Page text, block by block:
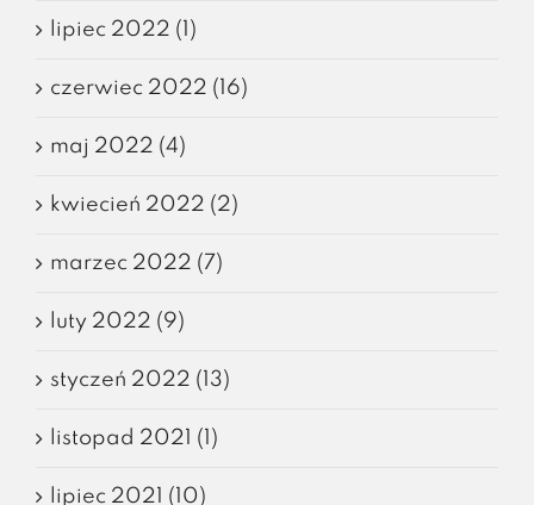
lipiec 2022 (1)
czerwiec 2022 (16)
maj 2022 (4)
kwiecień 2022 (2)
marzec 2022 (7)
luty 2022 (9)
styczeń 2022 (13)
listopad 2021 (1)
lipiec 2021 (10)